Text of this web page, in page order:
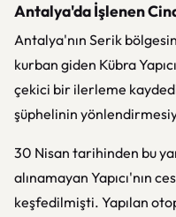
Antalya'da İşlenen
Antalya'nın Serik
kurban giden Kübra
çekici bir ilerleme
şüphelinin
30 Nisan tarihinden bu
alınamayan Yapıcı'nın
keşfedilmişti. Yapılan